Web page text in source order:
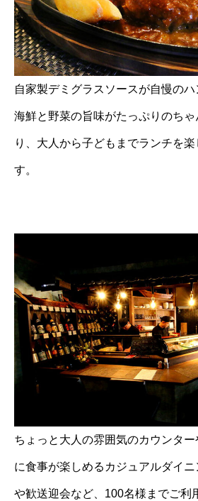
自家製デミグラスソースが自慢のハ
海鮮と野菜の旨味がたっぷりのち
り、大人から子どもまでランチを楽
す。
ちょっと大人の雰囲気のカウンタ
に食事が楽しめるカジュアルダイ
や歓送迎会など、100名様までご利